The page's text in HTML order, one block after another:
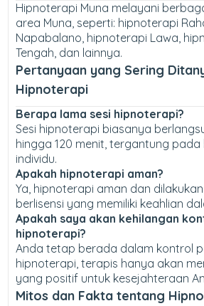
Hipnoterapi Muna melayani
area Muna, seperti: hipnoterapi
Napabalano, hipnoterapi Lawa,
Tengah, dan lainnya.
Pertanyaan yang Sering
Hipnoterapi
Berapa lama sesi hipnoterapi?
Sesi hipnoterapi biasanya
hingga 120 menit, tergantung pada
individu.
Apakah hipnoterapi aman?
Ya, hipnoterapi aman dan
berlisensi yang memiliki keahlian
Apakah saya akan kehilangan
hipnoterapi?
Anda tetap berada dalam kontrol
hipnoterapi, terapis hanya akan
yang positif untuk kesejahteraan
Mitos dan Fakta tentang